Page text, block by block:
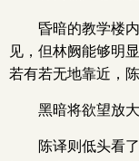
昏暗的教学楼
见，但林阙能够明
若有若无地靠近，
黑暗将欲望放
陈译则低头看